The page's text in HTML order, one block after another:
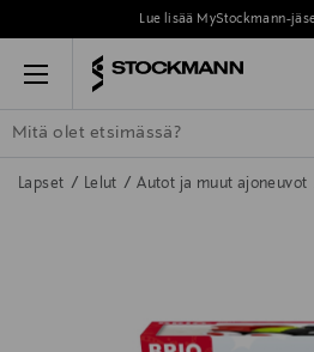
Lue lisää MyStockmann-
Menu
ETSI KAIKKI NAISET MIEHET
Lapset Lelut Autot ja muut ajoneuvot